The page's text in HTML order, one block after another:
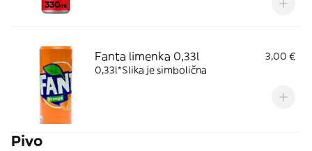
Fanta limenka 0,33l
3,00 €
0,33l*Slika je simbolična
Pivo